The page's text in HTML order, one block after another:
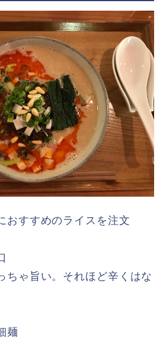
おすすめのライスを注文
ちゃ旨い。それほど辛くはな
麺